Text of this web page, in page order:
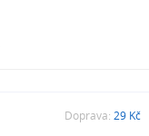
Doprava: 29 Kč